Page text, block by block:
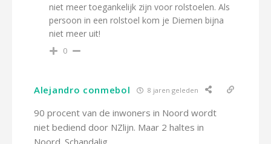
niet meer toegankelijk zijn voor rolstoelen. Als
persoon in een rolstoel kom je Diemen bijna
niet meer uit!
0
Alejandro conmebol 8 jaren geleden
90 procent van de inwoners in Noord wordt
niet bediend door NZlijn. Maar 2 haltes in
Noord. Schandalig